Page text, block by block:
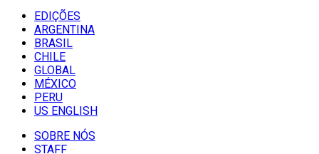
EDIÇÕES
ARGENTINA
BRASIL
CHILE
GLOBAL
MÉXICO
PERU
US ENGLISH
SOBRE NÓS
STAFF